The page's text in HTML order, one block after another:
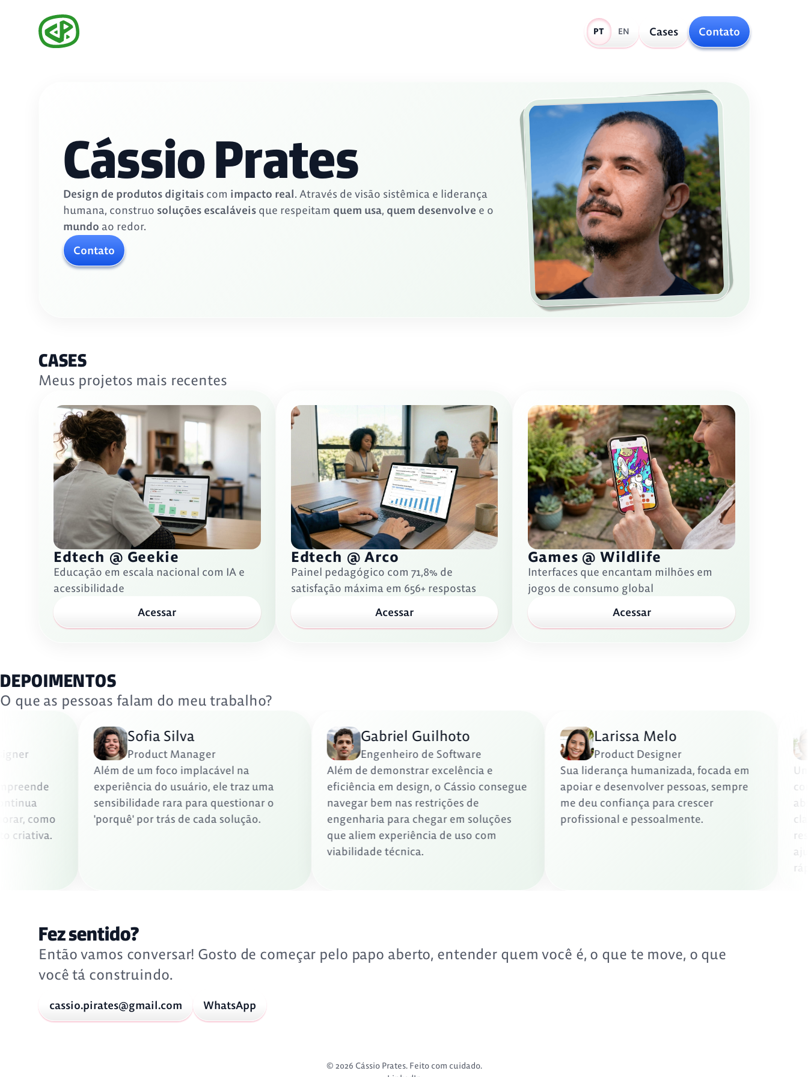
PT EN Cases Contato
Cássio Prates
Design de produtos digitais com impacto real. Através de visão sistêmica e liderança
humana, construo soluções escaláveis que respeitam quem usa, quem desenvolve e o
mundo ao redor.
Contato
CASES
Meus projetos mais recentes
Edtech @ Geekie
Educação em escala nacional com IA e
acessibilidade
Acessar
Edtech @ Arco
Painel pedagógico com 71,8% de
satisfação máxima em 656+ respostas
Acessar
Games @ Wildlife
Interfaces que encantam milhões em
jogos de consumo global
Acessar
DEPOIMENTOS
O que as pessoas falam do meu trabalho?
continua
como
criativa.
Sofia Silva
Product Manager
Além de um foco implacável na
experiência do usuário, ele traz uma
sensibilidade rara para questionar o
'porquê' por trás de cada solução.
Gabriel Guilhoto
Engenheiro de Software
Além de demonstrar excelência e
eficiência em design, o Cássio consegue
navegar bem nas restrições de
engenharia para chegar em soluções
que aliem experiência de uso com
viabilidade técnica.
Larissa Melo
Product Designer
Sua liderança humanizada, focada em
apoiar e desenvolver pessoas, sempre
me deu confiança para crescer
profissional e pessoalmente.
Fez sentido?
Então vamos conversar! Gosto de começar pelo papo aberto, entender quem você é, o que te move, o que
você tá construindo.
cassio.pirates@gmail.com WhatsApp
© 2026 Cássio Prates. Feito com cuidado.